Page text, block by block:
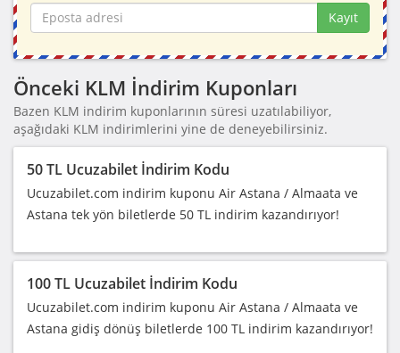
Kayıt
Önceki KLM İndirim Kuponları
Bazen KLM indirim kuponlarının süresi uzatılabiliyor,
aşağıdaki KLM indirimlerini yine de deneyebilirsiniz.
50 TL Ucuzabilet İndirim Kodu
Ucuzabilet.com indirim kuponu Air Astana / Almaata ve
Astana tek yön biletlerde 50 TL indirim kazandırıyor!
100 TL Ucuzabilet İndirim Kodu
Ucuzabilet.com indirim kuponu Air Astana / Almaata ve
Astana gidiş dönüş biletlerde 100 TL indirim kazandırıyor!